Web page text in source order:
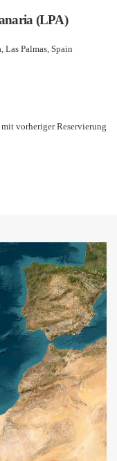
(LPA)
Las Palmas, Spain
vorheriger Reservierung